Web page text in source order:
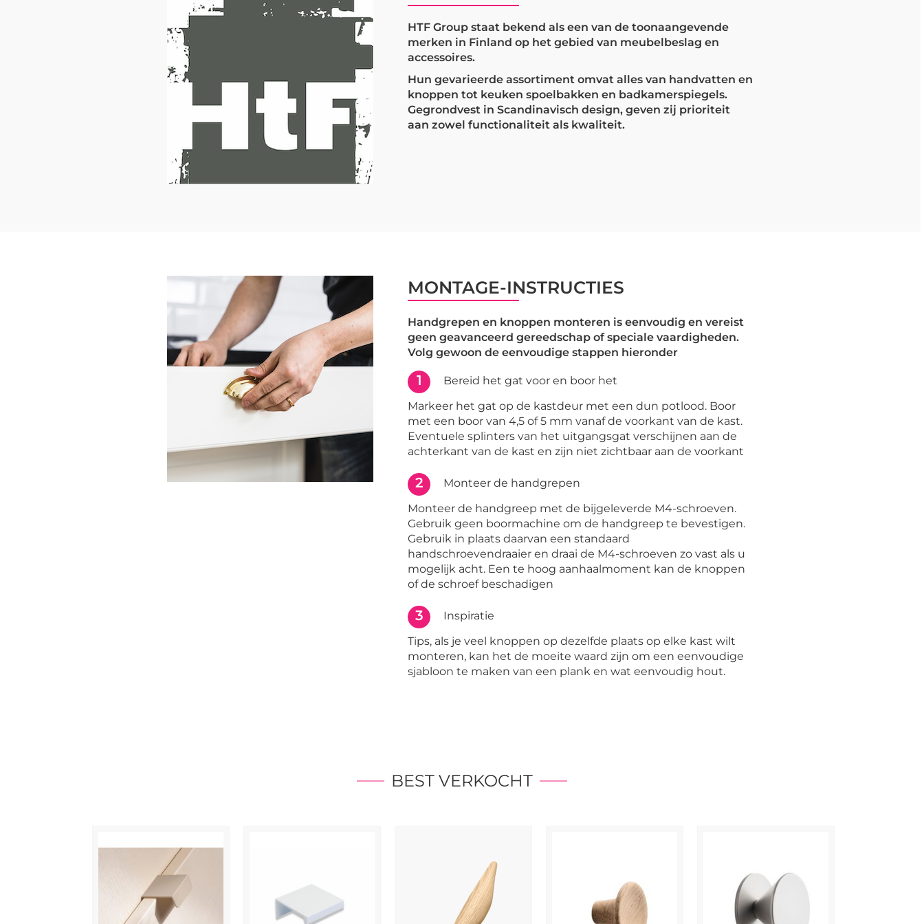
HTF Group staat bekend als een van de toonaangevende
merken in Finland op het gebied van meubelbeslag en
accessoires.
Hun gevarieerde assortiment omvat alles van handvatten en
knoppen tot keuken spoelbakken en badkamerspiegels.
Gegrondvest in Scandinavisch design, geven zij prioriteit
aan zowel functionaliteit als kwaliteit.
MONTAGE-INSTRUCTIES
Handgrepen en knoppen monteren is eenvoudig en vereist
geen geavanceerd gereedschap of speciale vaardigheden.
Volg gewoon de eenvoudige stappen hieronder
1
Bereid het gat voor en boor het
Markeer het gat op de kastdeur met een dun potlood. Boor
met een boor van 4,5 of 5 mm vanaf de voorkant van de kast.
Eventuele splinters van het uitgangsgat verschijnen aan de
achterkant van de kast en zijn niet zichtbaar aan de voorkant
2
Monteer de handgrepen
Monteer de handgreep met de bijgeleverde M4-schroeven.
Gebruik geen boormachine om de handgreep te bevestigen.
Gebruik in plaats daarvan een standaard
handschroevendraaier en draai de M4-schroeven zo vast als u
mogelijk acht. Een te hoog aanhaalmoment kan de knoppen
of de schroef beschadigen
3
Inspiratie
Tips, als je veel knoppen op dezelfde plaats op elke kast wilt
monteren, kan het de moeite waard zijn om een eenvoudige
sjabloon te maken van een plank en wat eenvoudig hout.
BEST VERKOCHT